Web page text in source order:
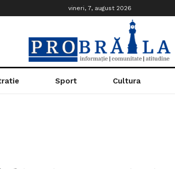
vineri, 7, august 2026
Sport Cultura